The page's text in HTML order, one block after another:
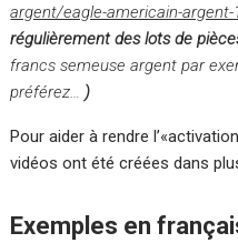
argent/eagle-americain-
régulièrement des lots de
francs semeuse argent par
préférez… )
Pour aider à rendre
vidéos ont été créées dans
Exemples en